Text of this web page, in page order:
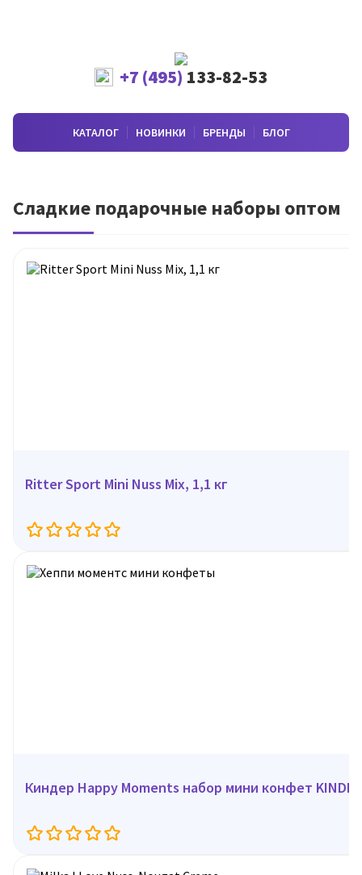
+7 (495) 133-82-53
КАТАЛОГ НОВИНКИ БРЕНДЫ БЛОГ
Сладкие подарочные наборы оптом
Ritter Sport Mini Nuss Mix, 1,1 кг
Киндер Happy Moments набор мини конфет